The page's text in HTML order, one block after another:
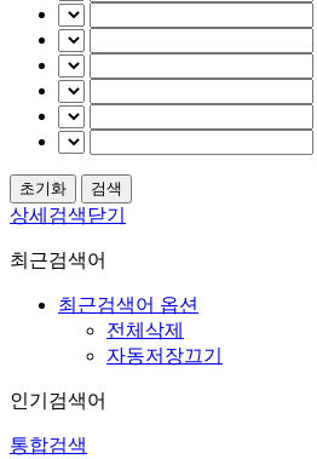
상세검색닫기
최근검색어
최근검색어 옵션
전체삭제
자동저장끄기
인기검색어
통합검색